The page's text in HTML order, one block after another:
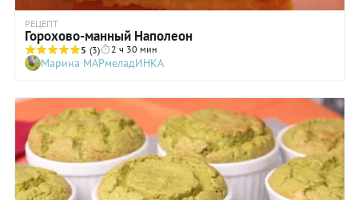
РЕЦЕПТ
Горохово-манный Наполеон
5 (3) 2 ч 30 мин
Марина МАРмеладИНКА